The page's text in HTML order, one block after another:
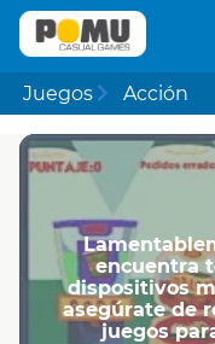
Juegos Acción
encuentra
dispositivos
asegúrate de
juegos